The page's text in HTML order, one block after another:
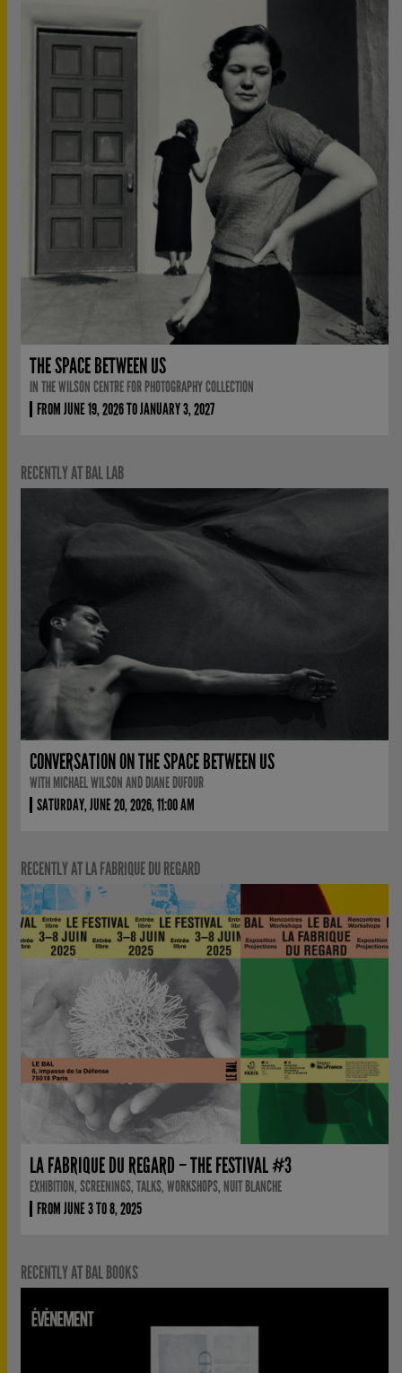
THE SPACE BETWEEN US
IN THE WILSON CENTRE FOR PHOTOGRAPHY COLLECTION
FROM JUNE 19, 2026 TO JANUARY 3, 2027
RECENTLY AT BAL LAB
CONVERSATION ON THE SPACE BETWEEN US
WITH MICHAEL WILSON AND DIANE DUFOUR
SATURDAY, JUNE 20, 2026, 11:00 AM
RECENTLY AT LA FABRIQUE DU REGARD
LA FABRIQUE DU REGARD – THE FESTIVAL #3
EXHIBITION, SCREENINGS, TALKS, WORKSHOPS, NUIT BLANCHE
FROM JUNE 3 TO 8, 2025
RECENTLY AT BAL BOOKS